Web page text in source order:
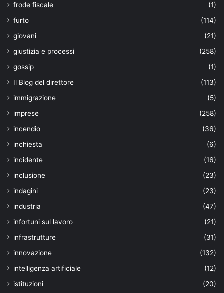
frode fiscale
(1)
furto
(114)
giovani
(21)
giustizia e processi
(258)
gossip
(1)
Il Blog del direttore
(113)
immigrazione
(5)
imprese
(258)
incendio
(36)
inchiesta
(6)
incidente
(16)
inclusione
(23)
indagini
(23)
industria
(47)
infortuni sul lavoro
(21)
infrastrutture
(31)
innovazione
(132)
intelligenza artificiale
(12)
istituzioni
(20)